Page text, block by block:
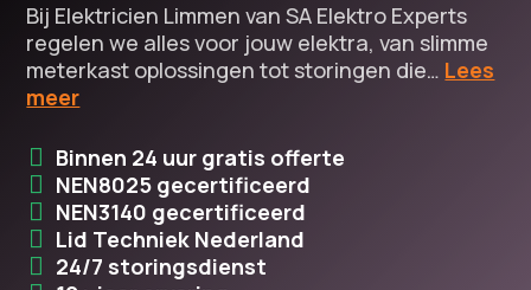
Bij Elektricien Limmen van SA Elektro Experts
regelen we alles voor jouw elektra, van slimme
meterkast oplossingen tot storingen die… Lees
meer
Binnen 24 uur gratis offerte
NEN8025 gecertificeerd
NEN3140 gecertificeerd
Lid Techniek Nederland
24/7 storingsdienst